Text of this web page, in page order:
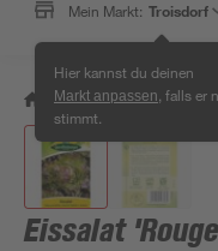
Mein Markt: Troisdorf
Hier kannst du deinen
Markt anpassen , falls er
stimmt.
/ Garten & Freizeit /
Eissalat